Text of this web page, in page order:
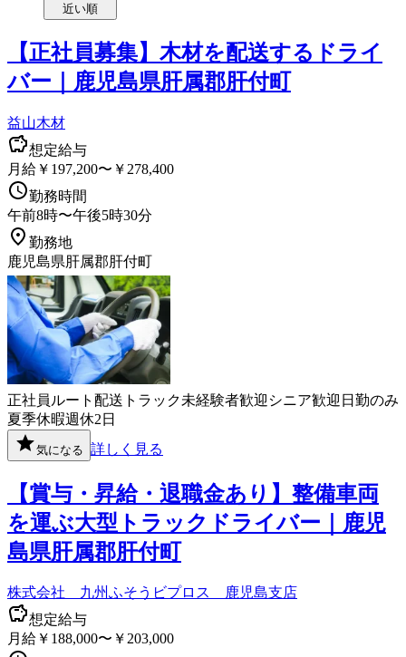
近い順
【正社員募集】木材を配送するドライ
バー｜鹿児島県肝属郡肝付町
益山木材
想定給与
月給￥197,200〜￥278,400
勤務時間
午前8時〜午後5時30分
勤務地
鹿児島県肝属郡肝付町
正社員 ルート配送 トラック未経験者歓迎 シニア歓迎 日勤のみ
夏季休暇週休2日
気になる 詳しく見る
【賞与・昇給・退職金あり】整備車両
を運ぶ大型トラックドライバー｜鹿児
島県肝属郡肝付町
株式会社 九州ふそうビプロス 鹿児島支店
想定給与
月給￥188,000〜￥203,000